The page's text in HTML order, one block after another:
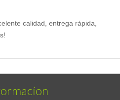
calidad, entrega rápida,